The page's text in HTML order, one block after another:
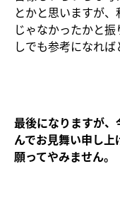
とかと思いますが
じゃなかったかと
しでも参考になれば
最後になりますが
んでお見舞い申し
願ってやみません。